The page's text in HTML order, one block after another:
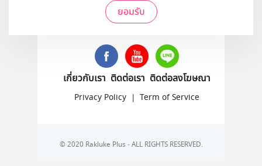
ยอมรับ
ติดตามเราได้ที่
เกี่ยวกับเรา ติดต่อเรา ติดต่อลงโฆษณา
Privacy Policy | Term of Service
© 2020 Rakluke Plus - ALL RIGHTS RESERVED.